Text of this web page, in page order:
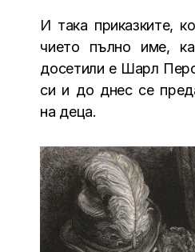
И така приказките,
чието пълно име,
досетили е Шарл
си и до днес се
на деца.